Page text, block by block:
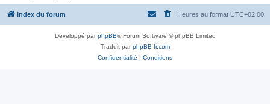
Index du forum Heures au format UTC+02:00
Développé parphpBB® Forum Software © phpBB Limited
Traduit parphpBB-fr.com
Confidentialité | Conditions